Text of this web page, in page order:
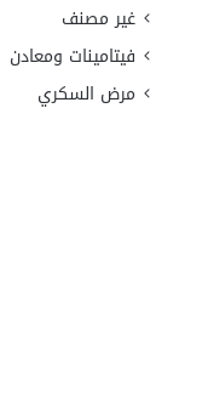
غير مصنف
فيتامينات ومعادن
مرض السكري